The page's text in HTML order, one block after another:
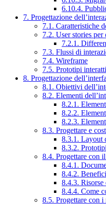
6.10.4.
7. Progettazione
7.1. Caratteristiche
7.2. User stories
7.2.1.
7.3. Flussi di
7.4. Wireframe
7.5. Prototipi
8. Progettazione
8.1. Obiettivi
8.2. Elementi
8.2.1.
8.2.2.
8.2.3.
8.3. Progettare e
8.3.1. Layout
8.3.2.
8.4. Progettare con
8.4.1.
8.4.2.
8.4.3. Risorse
8.4.4. Come
8.5. Progettare con